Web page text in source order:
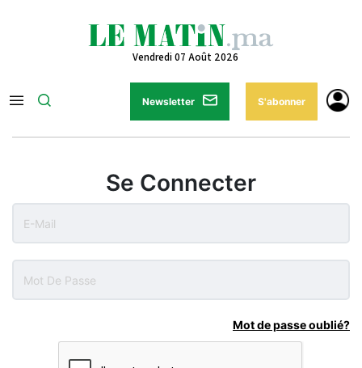
Vendredi 07 Août 2026
Newsletter S'abonner
Se Connecter
Mot de passe oublié?